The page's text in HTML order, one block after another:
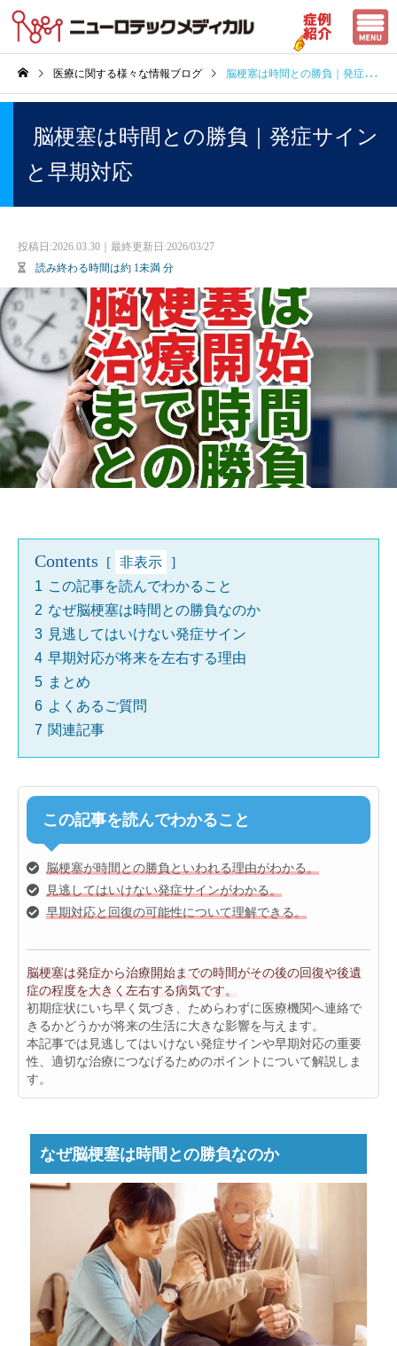
医療に関する様々な情報ブログ 脳梗塞は時間との勝負｜発症サインと早期対応
脳梗塞は時間との勝負｜発症サイン
と早期対応
投稿日:2026.03.30｜最終更新日:2026/03/27
読み終わる時間は約 1未満 分
Contents
非表示
1 この記事を読んでわかること
2 なぜ脳梗塞は時間との勝負なのか
3 見逃してはいけない発症サイン
4 早期対応が将来を左右する理由
5 まとめ
6 よくあるご質問
7 関連記事
この記事を読んでわかること
脳梗塞が時間との勝負といわれる理由がわかる。
見逃してはいけない発症サインがわかる。
早期対応と回復の可能性について理解できる。
脳梗塞は発症から治療開始までの時間がその後の回復や後遺
症の程度を大きく左右する病気です。
初期症状にいち早く気づき、ためらわずに医療機関へ連絡で
きるかどうかが将来の生活に大きな影響を与えます。
本記事では見逃してはいけない発症サインや早期対応の重要
性、適切な治療につなげるためのポイントについて解説しま
す。
なぜ脳梗塞は時間との勝負なのか